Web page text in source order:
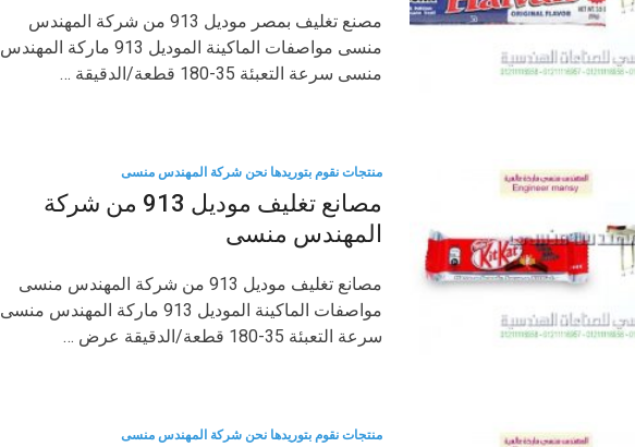
مصنع تغليف بمصر موديل 913 من شركة المهندس
منسى مواصفات الماكينة الموديل 913 ماركة المهندس
منسى سرعة التعبئة 35-180 قطعة/الدقيقة …
منتجات نقوم بتوريدها نحن شركة المهندس منسى
مصانع تغليف موديل 913 من شركة
المهندس منسى
مصانع تغليف موديل 913 من شركة المهندس منسى
مواصفات الماكينة الموديل 913 ماركة المهندس منسى
سرعة التعبئة 35-180 قطعة/الدقيقة عرض …
منتجات نقوم بتوريدها نحن شركة المهندس منسى